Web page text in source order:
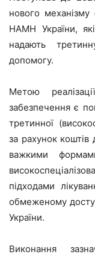
нового механізму
НАМН України,
надають
допомогу.
Метою
забезпечення є
третинної
за рахунок
важкими
підходами
обмеженому
України.
Виконання